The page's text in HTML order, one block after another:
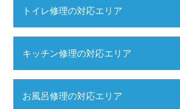
トイレ修理の対応エリア
キッチン修理の対応エリア
お風呂修理の対応エリア